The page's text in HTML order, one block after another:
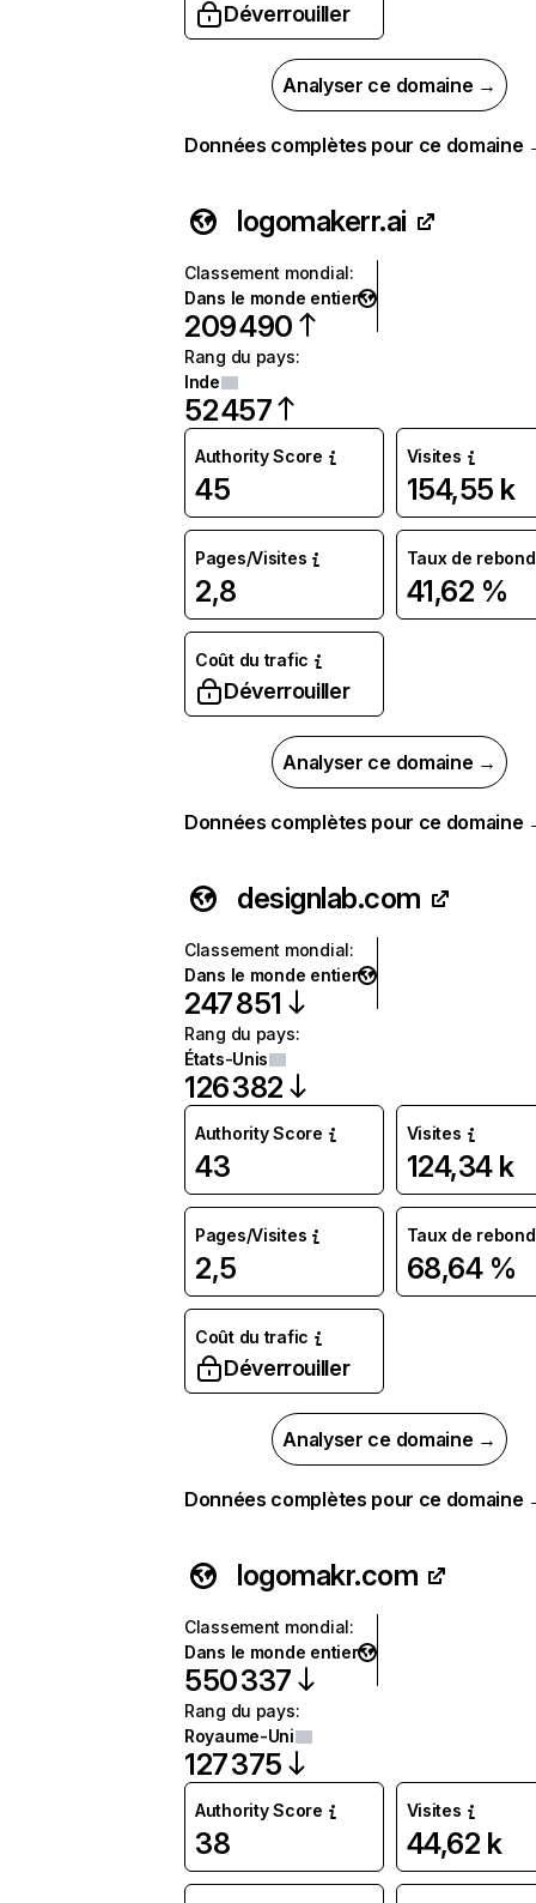
Déverrouiller
Analyser ce domaine →
Données complètes pour ce domaine
logomakerr.ai
Classement mondial:
Dans le monde entier
209 490
Rang du pays:
Inde
52 457
Authority Score
45
Visites
154,55 k
Pages/Visites
2,8
Taux de rebond
41,62 %
Coût du trafic
Déverrouiller
Analyser ce domaine →
Données complètes pour ce domaine
designlab.com
Classement mondial:
Dans le monde entier
247 851
Rang du pays:
États-Unis
126 382
Authority Score
43
Visites
124,34 k
Pages/Visites
2,5
Taux de rebond
68,64 %
Coût du trafic
Déverrouiller
Analyser ce domaine →
Données complètes pour ce domaine
logomakr.com
Classement mondial:
Dans le monde entier
550 337
Rang du pays:
Royaume-Uni
127 375
Authority Score
38
Visites
44,62 k